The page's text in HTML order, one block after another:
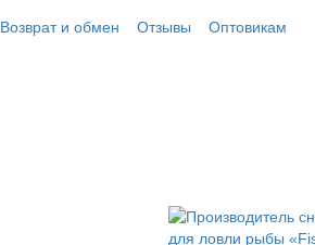
Возврат и обмен Отзывы Оптовикам